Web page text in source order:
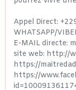
Appel Direct:
WHATSAPP/
E-MAIL directe:
site web: http://
https://
https://